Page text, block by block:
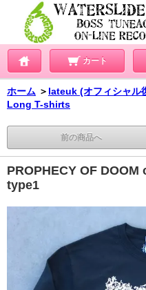
カート
ホーム ＞ lateuk (オフィシャル
Long T-shirts
前の商品へ
PROPHECY OF
type1